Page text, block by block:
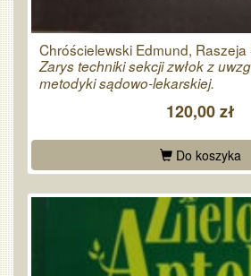
Chróścielewski Edmund, Raszeja
Zarys techniki sekcji zwłok z
metodyki sądowo-lekarskiej.
120,00 zł
Do koszyka